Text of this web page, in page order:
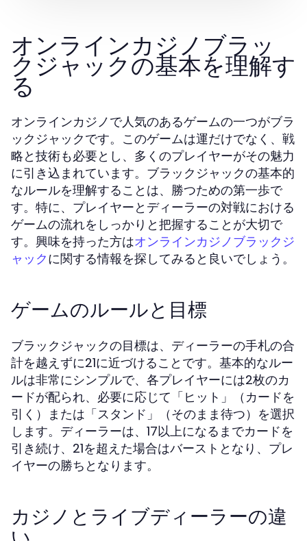
オンラインカジノブラッ
クジャックの基本を理解す
る
オンラインカジノで人気のあるゲームの一つがブラ
ックジャックです。このゲームは運だけでなく、戦
略と技術も必要とし、多くのプレイヤーがその魅力
に引き込まれています。ブラックジャックの基本的
なルールを理解することは、勝つための第一歩で
す。特に、プレイヤーとディーラーの対戦における
ゲームの流れをしっかりと把握することが大切で
す。興味を持った方はオンラインカジノブラックジ
ャックに関する情報を探してみると良いでしょう。
ゲームのルールと目標
ブラックジャックの目標は、ディーラーの手札の合
計を越えずに21に近づけることです。基本的なルー
ルは非常にシンプルで、各プレイヤーには2枚のカ
ードが配られ、必要に応じて「ヒット」（カードを
引く）または「スタンド」（そのまま待つ）を選択
します。ディーラーは、17以上になるまでカードを
引き続け、21を超えた場合はバーストとなり、プレ
イヤーの勝ちとなります。
カジノとライブディーラーの違